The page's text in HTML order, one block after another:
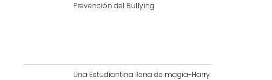
Prevención del Bullying
Una Estudiantina llena de magia-Harry